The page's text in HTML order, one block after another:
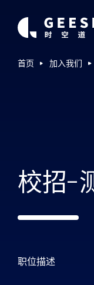
首页 加入我们
校招-
职位描述